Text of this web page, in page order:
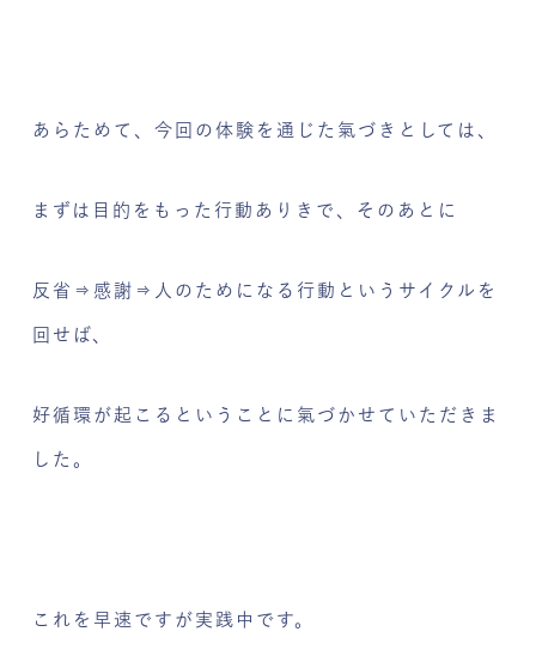
あらためて、今回の体験を通じた氣づきとしては、
まずは目的をもった行動ありきで、そのあとに
反省⇒感謝⇒人のためになる行動というサイクルを
回せば、
好循環が起こるということに氣づかせていただきま
した。
これを早速ですが実践中です。